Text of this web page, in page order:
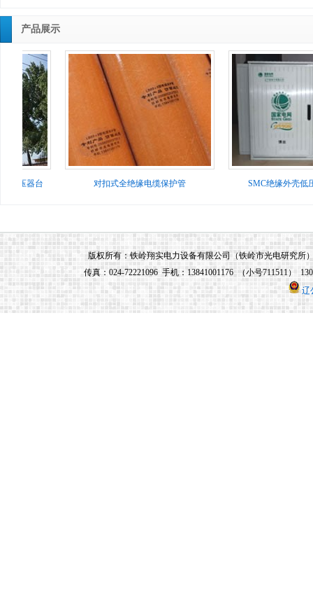
力设备有限公司生产和销售。
等级为“AAA”级，是铁岭市“守合同重信
用”企业，其前身为铁岭市光电研究所电
力设备分厂（非独立法人单位）。是铁岭
市光电研究所为了更专业、更系统地服务
于电力系统，而专门组建的生产电力系统
设备和材料的独立法人单位。铁岭翔实电
力设备有限公司成立于2010年10月20日，
米），其技术、工艺、研发、生产、销售
等主要人员均为铁岭市光电研究所选调的
优秀人员，公司董事长兼总经理由铁岭市
光电研究所所长兼任，铁岭市光电研究所
产品展示
变压器台 对扣式全绝缘电缆保护管 SMC绝缘外壳低
版权所有：铁岭翔实电力设备有限公司（铁岭市光电研究所
传真：024-72221096 手机：13841001176 （小号711511）
辽